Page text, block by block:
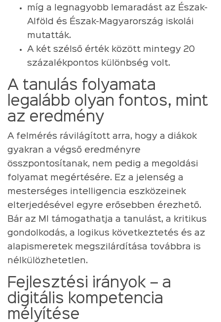
míg a legnagyobb lemaradást az Észak-
Alföld és Észak-Magyarország iskolái
mutatták.
A két szélső érték között mintegy 20
százalékpontos különbség volt.
A tanulás folyamata
legalább olyan fontos, mint
az eredmény
A felmérés rávilágított arra, hogy a diákok
gyakran a végső eredményre
összpontosítanak, nem pedig a megoldási
folyamat megértésére. Ez a jelenség a
mesterséges intelligencia eszközeinek
elterjedésével egyre erősebben érezhető.
Bár az MI támogathatja a tanulást, a kritikus
gondolkodás, a logikus következtetés és az
alapismeretek megszilárdítása továbbra is
nélkülözhetetlen.
Fejlesztési irányok – a
digitális kompetencia
mélyítése